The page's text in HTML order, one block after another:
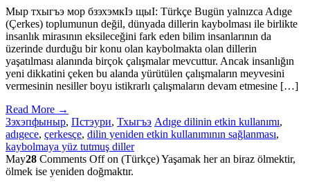
Мыр тхыгъэ мор бзэхэмкIэ щыI: Türkçe Bugün yalnızca Adıge
(Çerkes) toplumunun değil, dünyada dillerin kaybolması ile birlikte
insanlık mirasının eksileceğini fark eden bilim insanlarının da
üzerinde durduğu bir konu olan kaybolmakta olan dillerin
yaşatılması alanında birçok çalışmalar mevcuttur. Ancak insanlığın
yeni dikkatini çeken bu alanda yürütülen çalışmaların meyvesini
vermesinin nesiller boyu istikrarlı çalışmaların devam etmesine […]
Read More →
Зэхэпфыныр, Пстэури, Тхыгъэ Adıge dilinin etkin kullanımı,
adıgece, çerkesçe, dilin yeniden etkin kullanımının sağlanması,
kaybolmaya yüz tutmuş diller
May28 Comments Offon (Türkçe) Yaşamak her an biraz ölmektir,
ölmek ise yeniden doğmaktır.